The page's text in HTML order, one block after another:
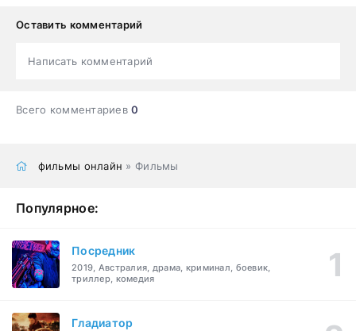
Оставить комментарий
Написать комментарий
Всего комментариев0
фильмы онлайн » Фильмы
Популярное:
Посредник
2019, Австралия, драма, криминал, боевик,
триллер, комедия
Гладиатор